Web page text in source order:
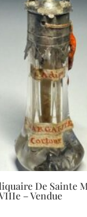
De Sainte
– Vendue